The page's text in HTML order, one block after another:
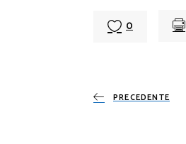
0
PRECEDENTE